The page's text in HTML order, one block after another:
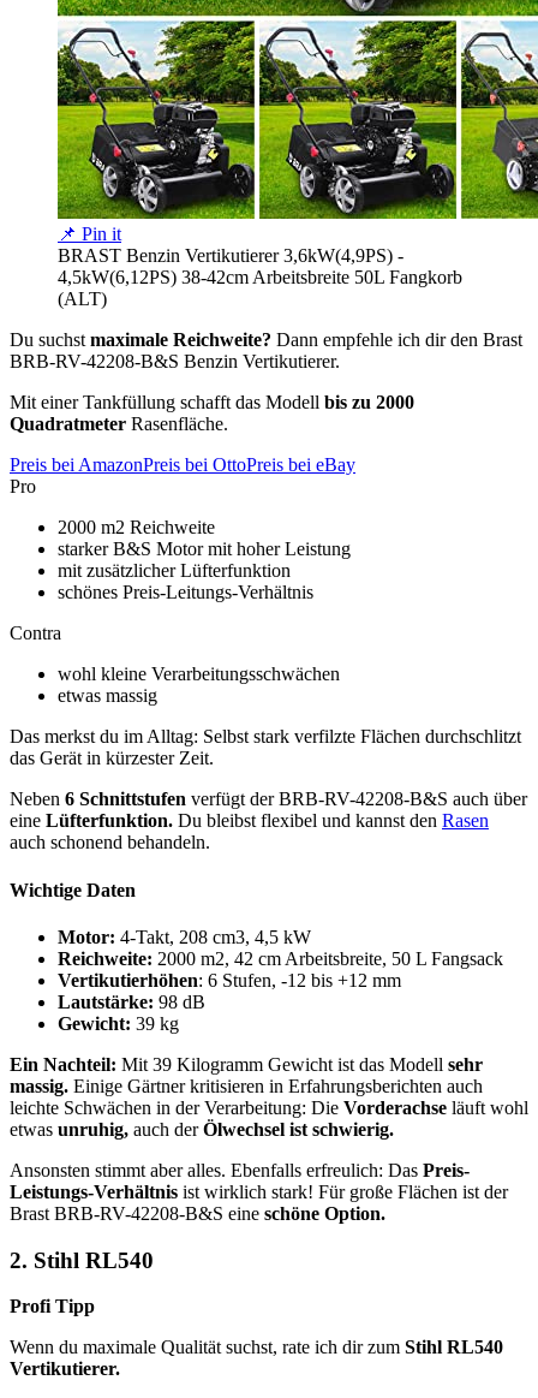
📌 Pin it
BRAST Benzin Vertikutierer 3,6kW(4,9PS) -
4,5kW(6,12PS) 38-42cm Arbeitsbreite 50L Fangkorb
(ALT)
Du suchst maximale Reichweite? Dann empfehle ich dir den Brast
BRB-RV-42208-B&S Benzin Vertikutierer.
Mit einer Tankfüllung schafft das Modell bis zu 2000
Quadratmeter Rasenfläche.
Preis bei AmazonPreis bei OttoPreis bei eBay
Pro
2000 m2 Reichweite
starker B&S Motor mit hoher Leistung
mit zusätzlicher Lüfterfunktion
schönes Preis-Leitungs-Verhältnis
Contra
wohl kleine Verarbeitungsschwächen
etwas massig
Das merkst du im Alltag: Selbst stark verfilzte Flächen durchschlitzt
das Gerät in kürzester Zeit.
Neben 6 Schnittstufen verfügt der BRB-RV-42208-B&S auch über
eine Lüfterfunktion. Du bleibst flexibel und kannst den Rasen
auch schonend behandeln.
Wichtige Daten
Motor: 4-Takt, 208 cm3, 4,5 kW
Reichweite: 2000 m2, 42 cm Arbeitsbreite, 50 L Fangsack
Vertikutierhöhen: 6 Stufen, -12 bis +12 mm
Lautstärke: 98 dB
Gewicht: 39 kg
Ein Nachteil: Mit 39 Kilogramm Gewicht ist das Modell sehr
massig. Einige Gärtner kritisieren in Erfahrungsberichten auch
leichte Schwächen in der Verarbeitung: Die Vorderachse läuft wohl
etwas unruhig, auch derÖlwechsel ist schwierig.
Ansonsten stimmt aber alles. Ebenfalls erfreulich: Das Preis-
Leistungs-Verhältnis ist wirklich stark! Für große Flächen ist der
Brast BRB-RV-42208-B&S eine schöne Option.
2. Stihl RL540
Profi Tipp
Wenn du maximale Qualität suchst, rate ich dir zum Stihl RL540
Vertikutierer.